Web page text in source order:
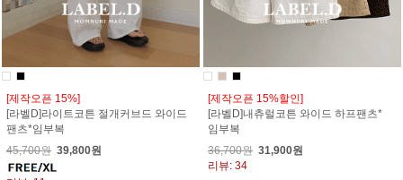
[제작오픈 15%]
[라벨D]라이트코튼 절개커브드 와이드
팬츠*임부복
45,700원 39,800원
[제작오픈 15%할인]
[라벨D]내츄럴코튼 와이드 하프팬츠*
임부복
36,700원 31,900원
리뷰: 34